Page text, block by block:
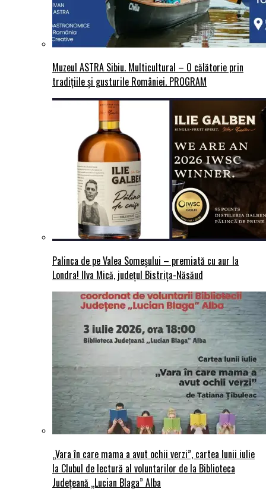
Muzeul ASTRA Sibiu. Multicultural – O călătorie prin
tradițiile și gusturile României. PROGRAM
Palinca de pe Valea Someșului – premiată cu aur la
Londra! Ilva Mică, județul Bistrița-Năsăud
„Vara în care mama a avut ochii verzi”, cartea lunii iulie
la Clubul de lectură al voluntarilor de la Biblioteca
Județeană „Lucian Blaga” Alba